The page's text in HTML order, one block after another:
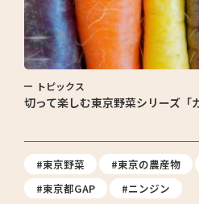
トピックス
切って楽しむ東京野菜シリーズ「
#東京野菜 #東京の農産物
#東京都GAP
#ニンジン